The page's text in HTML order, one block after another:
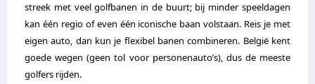
streek met veel golfbanen in de buurt; bij minder speeldagen
kan één regio of even één iconische baan volstaan. Reis je met
eigen auto, dan kun je flexibel banen combineren. België kent
goede wegen (geen tol voor personenauto’s), dus de meeste
golfers rijden.